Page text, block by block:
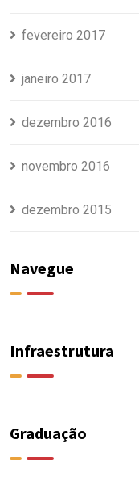
fevereiro 2017
janeiro 2017
dezembro 2016
novembro 2016
dezembro 2015
Navegue
Infraestrutura
Graduação